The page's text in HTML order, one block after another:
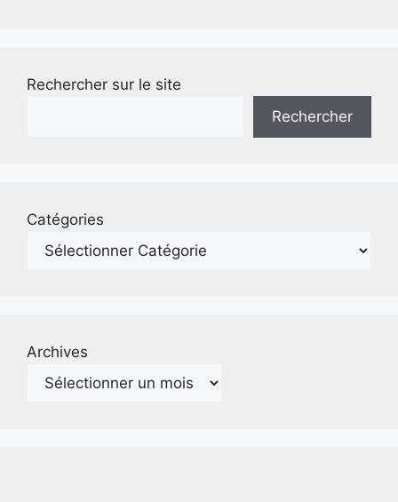
Rechercher sur le site
Rechercher
Catégories
Archives